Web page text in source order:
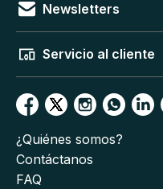
Newsletters
Servicio al cliente
¿Quiénes somos?
Contáctanos
FAQ